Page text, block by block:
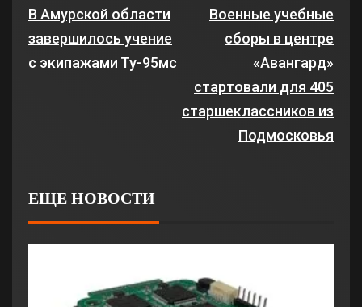
В Амурской области
завершилось учение
с экипажами Ту-95мс
Военные учебные
сборы в центре
«Авангард»
стартовали для 405
старшеклассников из
Подмосковья
ЕЩЕ НОВОСТИ